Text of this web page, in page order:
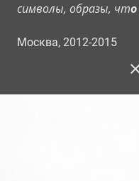
символы, образы, что
Москва, 2012-2015